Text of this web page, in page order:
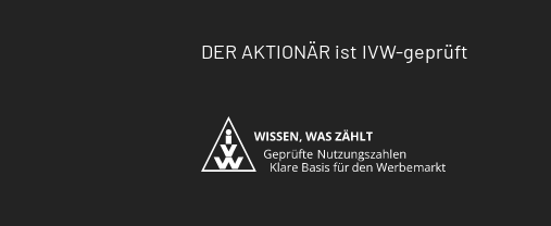
DER AKTIONÄR ist IVW-geprüft